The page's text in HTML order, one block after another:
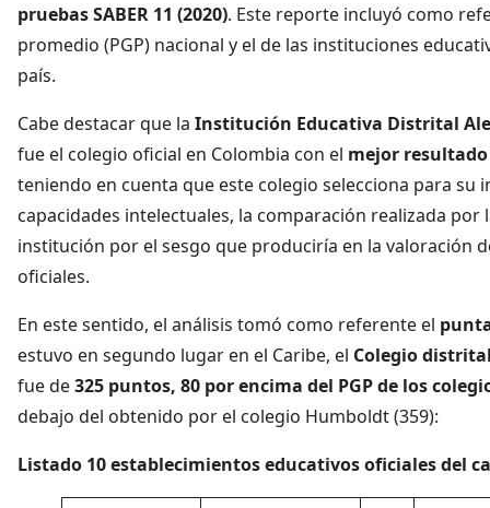
pruebas SABER 11 (2020). Este reporte incluyó como
promedio (PGP) nacional y el de las instituciones
país.
Cabe destacar que la Institución Educativa Distrital
fue el colegio oficial en Colombia con el mejor resultado
teniendo en cuenta que este colegio selecciona para su
capacidades intelectuales, la comparación realizada
institución por el sesgo que produciría en la valoración
oficiales.
En este sentido, el análisis tomó como referente el
estuvo en segundo lugar en el Caribe, el Colegio
fue de325 puntos, 80 por encima del PGPde los
debajo del obtenido por el colegio Humboldt (359):
Listado 10 establecimientos educativos oficiales del